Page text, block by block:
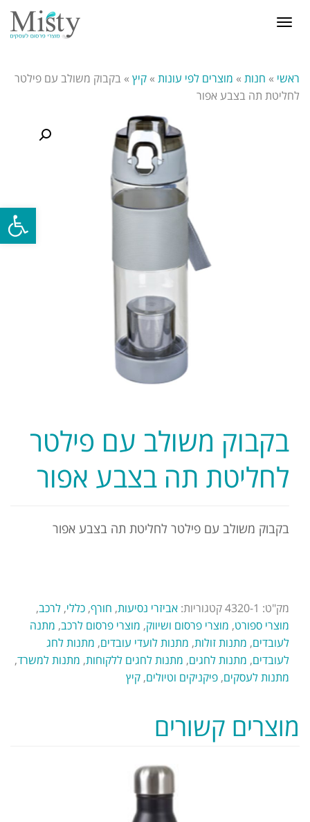
פתח
תפריט
ראשי » חנות » מוצרים לפי עונות » קיץ » בקבוק משולב עם פילטר
לחליטת תה בצבע אפור
בקבוק משולב עם פילטר
לחליטת תה בצבע אפור
בקבוק משולב עם פילטר לחליטת תה בצבע אפור
מק"ט: 4320-1קטגוריות: אביזרי נסיעות, חורף, כללי, לרכב,
מוצרי ספורט, מוצרי פרסום ושיווק, מוצרי פרסום לרכב, מתנה
לעובדים, מתנות זולות, מתנות לועדי עובדים, מתנות לחג
לעובדים, מתנות לחגים, מתנות לחגים ללקוחות, מתנות למשרד,
מתנות לעסקים, פיקניקים וטיולים, קיץ
מוצרים קשורים